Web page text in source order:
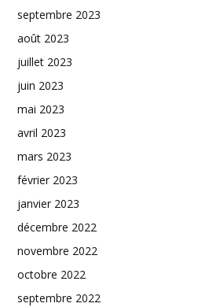
septembre 2023
août 2023
juillet 2023
juin 2023
mai 2023
avril 2023
mars 2023
février 2023
janvier 2023
décembre 2022
novembre 2022
octobre 2022
septembre 2022